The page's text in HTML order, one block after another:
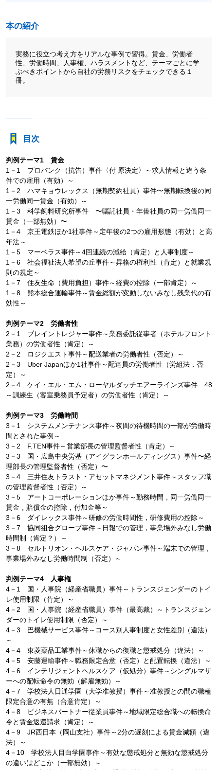
本の紹介
実務に役立つ考え方をリアルな事例で習得。賃金、労働者
性、労働時間、人事権、ハラスメントなど、テーマごとに学
ぶべきポイントから自社の労務リスクをチェックできる１
冊。
目次
判例テーマ1 賃金
1－1 プロバンク（抗告）事件〈付 原決定〉～求人情報と違う条
件での雇用（有効）～
1－2 ハマキョウレックス（無期契約社員）事件〜無期転換後の同
一労働同一賃金（有効）～
1－3 科学飼料研究所事件 〜嘱託社員・年俸社員の同一労働同一
賃金（一部無効）〜
1－4 京王電鉄ほか1社事件～定年後の2つの雇用形態（有効）と高
年法～
1－5 マーベラス事件～4回連続の減給（肯定）と人事制度～
1－6 社会福祉法人希望の丘事件～昇格の権利性（肯定）と就業規
則の規定～
1－7 住友生命（費用負担）事件～経費の控除（一部肯定）～
1－8 熊本総合運輸事件～賃金総額が変動しないみなし残業代の有
効性～
判例テーマ2 労働者性
2－1 ブレイントレジャー事件～業務委託従事者（ホテルフロント
業務）の労働者性（肯定）～
2－2 ロジクエスト事件～配送業者の労働者性（否定）～
2－3 Uber Japanほか1社事件～配達員の労働者性（労組法，否
定）～
2－4 ケイ・エル・エム・ローヤルダッチエアーラインズ事件 48
～訓練生（客室乗務員予定者）の労働者性（肯定）～
判例テーマ3 労働時間
3－1 システムメンテナンス事件～夜間の待機時間の一部が労働時
間とされた事例～
3－2 F.TEN事件～営業部長の管理監督者性（肯定）～
3－3 国・広島中央労基（アイグランホールディングス）事件〜経
理部長の管理監督者性（否定）〜
3－4 三井住友トラスト・アセットマネジメント事件～スタッフ職
の管理監督者性（否定）～
3－5 アートコーポレーションほか事件～勤務時間，同一労働同一
賃金，賠償金の控除，付加金等～
3－6 ダイレックス事件～研修の労働時間性，研修費用の控除～
3－7 協同組合グローブ事件～日報での管理，事業場外みなし労働
時間制（肯定？）～
3－8 セルトリオン・ヘルスケア・ジャパン事件～端末での管理，
事業場外みなし労働時間制（否定）～
判例テーマ4 人事権
4－1 国・人事院（経産省職員）事件～トランスジェンダーのトイ
レ使用制限（肯定）～
4－2 国・人事院（経産省職員）事件（最高裁）～トランスジェン
ダーのトイレ使用制限（否定）～
4－3 巴機械サービス事件～コース別人事制度と女性差別（違法）
～
4－4 東菱薬品工業事件～休職からの復職と懲戒処分（違法）～
4－5 安藤運輸事件～職務限定合意（否定）と配置転換（違法）～
4－6 インテリジェントヘルスケア（仮処分）事件～シングルマザ
ーへの配転命令の無効（解雇無効）～
4－7 学校法人日通学園（大学准教授）事件～准教授との間の職種
限定合意の有無（合意肯定）～
4－8 ビジネスパートナー従業員事件～地域限定総合職への転換命
令と賃金返還請求（肯定）～
4－9 JR西日本（岡山支社）事件～2分の遅刻による賃金減額（違
法）～
4－10 学校法人目白学園事件～有効な懲戒処分と無効な懲戒処分
の違いはどこか（一部無効）～